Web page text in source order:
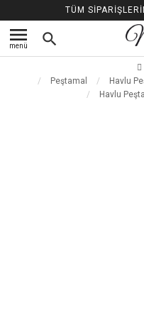
TÜM
menu
menü search
Peştamal
Havlu
Havlu